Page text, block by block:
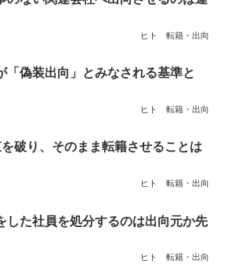
ヒト 転籍・出向
「偽装出向」とみなされる基準と
ヒト 転籍・出向
を破り、そのまま転籍させることは
ヒト 転籍・出向
した社員を処分するのは出向元か先
ヒト 転籍・出向